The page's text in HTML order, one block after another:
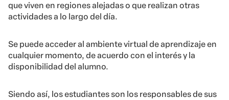
que viven en regiones alejadas o que realizan otras
actividades a lo largo del día.
Se puede acceder al ambiente virtual de aprendizaje en
cualquier momento, de acuerdo con el interés y la
disponibilidad del alumno.
Siendo así, los estudiantes son los responsables de sus